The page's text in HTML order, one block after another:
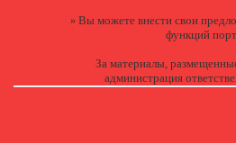
» Вы можете внести свои
функций
За материалы,
администрация